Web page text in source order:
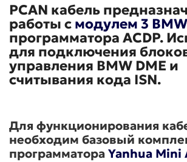
PCAN кабель
работы с модулем 3
программатора ACDP.
для подключения
управления BMW DME и
считывания кода ISN.
Для функционирования
необходим базовый
программатора Yanhua Mini